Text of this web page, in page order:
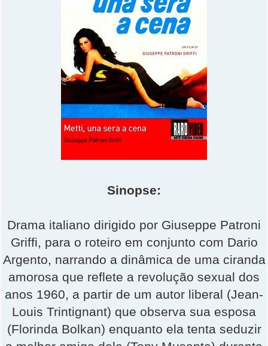
Sinopse:
Drama italiano dirigido por Giuseppe Patroni
Griffi, para o roteiro em conjunto com Dario
Argento, narrando a dinâmica de uma ciranda
amorosa que reflete a revolução sexual dos
anos 1960, a partir de um autor liberal (Jean-
Louis Trintignant) que observa sua esposa
(Florinda Bolkan) enquanto ela tenta seduzir